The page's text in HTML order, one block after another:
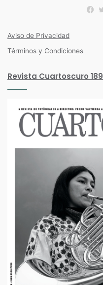
Aviso de Privacidad
Términos y Condiciones
Revista Cuartoscuro 189